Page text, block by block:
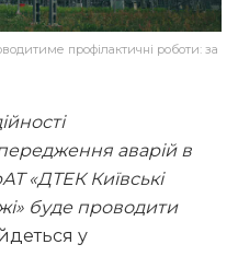
профілактичні роботи: за
аварій в
«ДТЕК Київські
буде проводити
у